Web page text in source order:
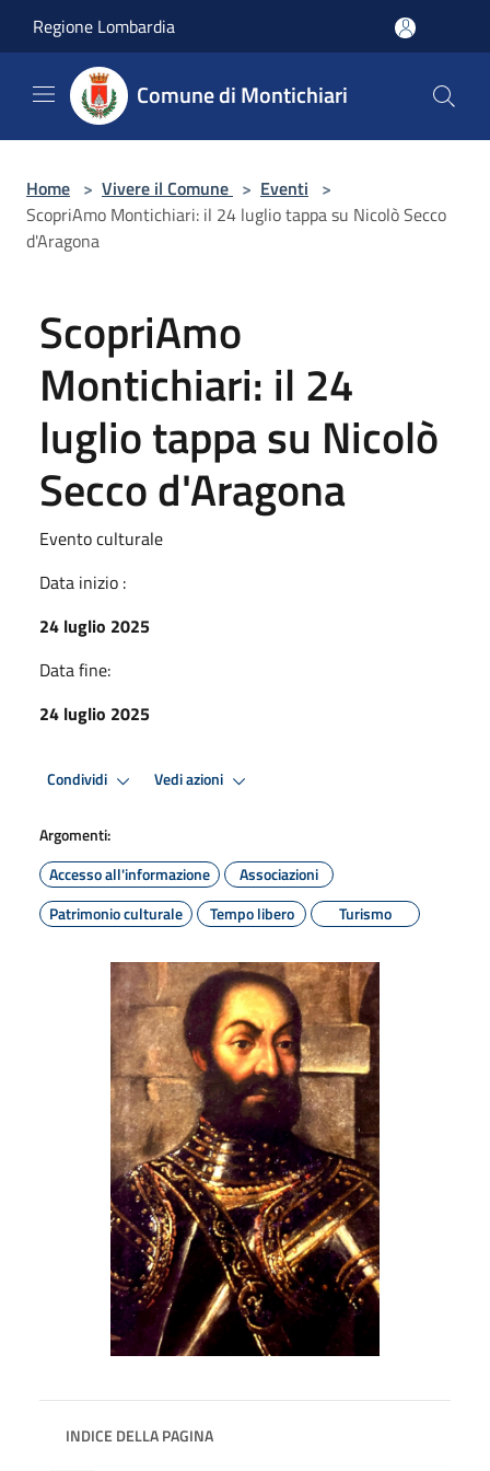
Regione Lombardia
Comune di Montichiari
Home > Vivere il Comune > Eventi >
ScopriAmo Montichiari: il 24 luglio tappa su Nicolò Secco
d'Aragona
ScopriAmo
Montichiari: il 24
luglio tappa su Nicolò
Secco d'Aragona
Evento culturale
Data inizio :
24 luglio 2025
Data fine:
24 luglio 2025
Condividi Vedi azioni
Argomenti:
Accesso all'informazione
Associazioni
Patrimonio culturale
Tempo libero Turismo
INDICE DELLA PAGINA